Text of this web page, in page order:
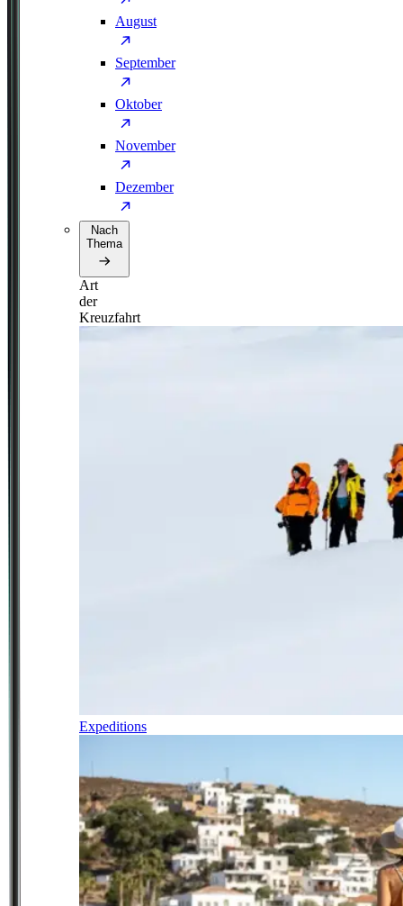
August
September
Oktober
November
Dezember
Nach
Thema
Art
der
Kreuzfahrt
Expeditions